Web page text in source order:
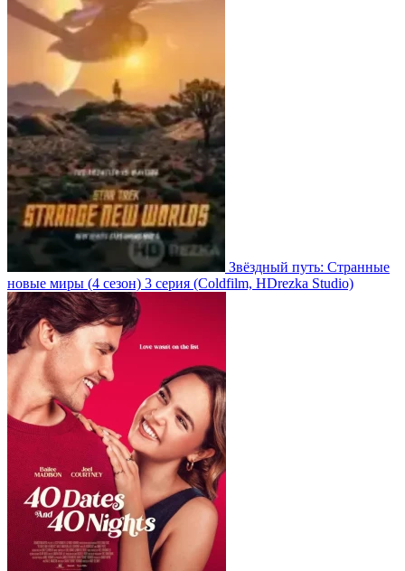
Звёздный путь: Странные
новые миры (4 сезон) 3 серия (Coldfilm, HDrezka Studio)